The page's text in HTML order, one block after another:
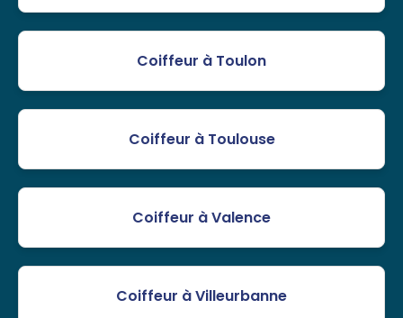
Coiffeur à Toulon
Coiffeur à Toulouse
Coiffeur à Valence
Coiffeur à Villeurbanne